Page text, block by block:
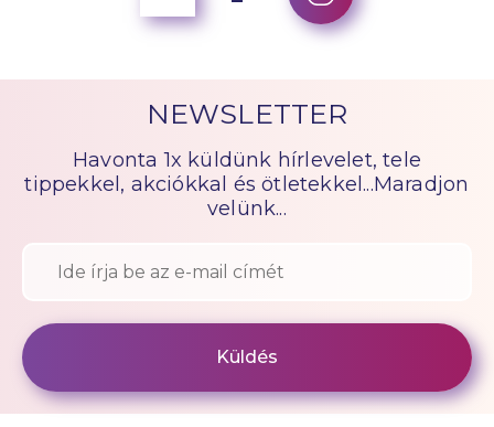
NEWSLETTER
Havonta 1x küldünk hírlevelet, tele
tippekkel, akciókkal és ötletekkel...Maradjon
velünk...